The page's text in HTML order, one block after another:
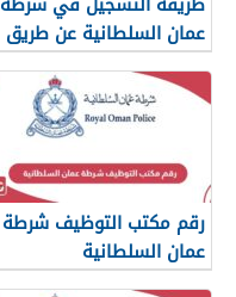
عمان السلطانية عن طريق
الرسائل النصية
رقم مكتب التوظيف شرطة
عمان السلطانية